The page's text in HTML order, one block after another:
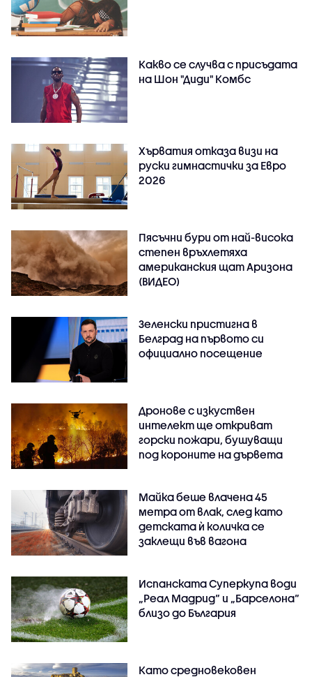
Какво се случва с присъдата
на Шон "Диди" Комбс
Хърватия отказа визи на
руски гимнастички за Евро
2026
Пясъчни бури от най-висока
степен връхлетяха
американския щат Аризона
(ВИДЕО)
Зеленски пристигна в
Белград на първото си
официално посещение
Дронове с изкуствен
интелект ще откриват
горски пожари, бушуващи
под короните на дървета
Майка беше влачена 45
метра от влак, след като
детската ѝ количка се
заклещи във вагона
Испанската Суперкупа води
„Реал Мадрид“ и „Барселона“
близо до България
Като средновековен